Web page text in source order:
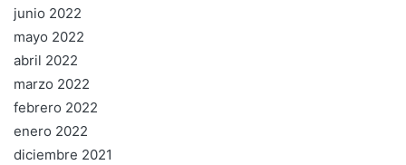
junio 2022
mayo 2022
abril 2022
marzo 2022
febrero 2022
enero 2022
diciembre 2021